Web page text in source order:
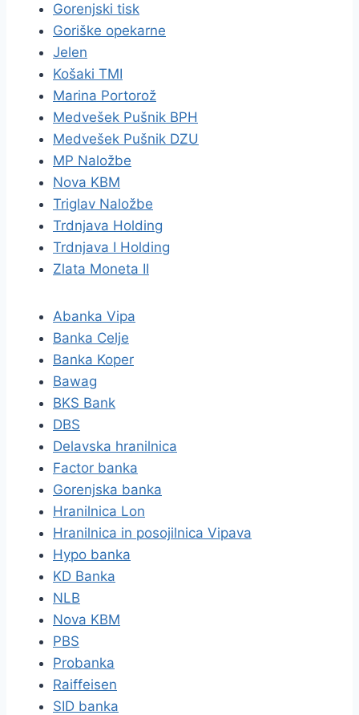
Gorenjski tisk
Goriške opekarne
Jelen
Košaki TMI
Marina Portorož
Medvešek Pušnik BPH
Medvešek Pušnik DZU
MP Naložbe
Nova KBM
Triglav Naložbe
Trdnjava Holding
Trdnjava I Holding
Zlata Moneta II
Abanka Vipa
Banka Celje
Banka Koper
Bawag
BKS Bank
DBS
Delavska hranilnica
Factor banka
Gorenjska banka
Hranilnica Lon
Hranilnica in posojilnica Vipava
Hypo banka
KD Banka
NLB
Nova KBM
PBS
Probanka
Raiffeisen
SID banka